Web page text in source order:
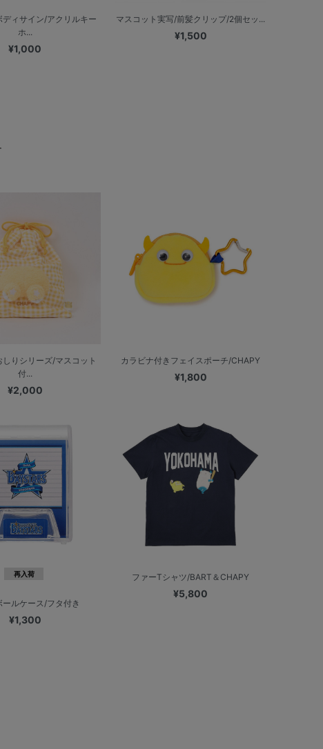
ディサイン/アクリルキー
ホ...
¥1,000
マスコット実写/前髪クリップ/2個セッ...
¥1,500
しりシリーズ/マスコット
付...
¥2,000
カラビナ付きフェイスポーチ/CHAPY
¥1,800
再入荷
ールケース/フタ付き
¥1,300
ファーTシャツ/BART＆CHAPY
¥5,800